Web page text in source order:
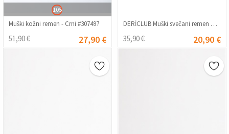
105
Muški kožni remen - Crni #307497
51,90 € 27,90 €
DERİCLUB Muški svečani remen od prave kože - Taba #363946
35,90 € 20,90 €